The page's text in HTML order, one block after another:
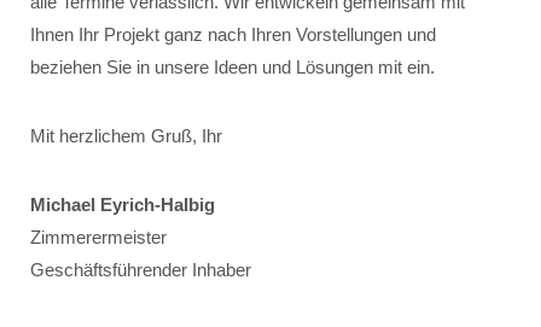
Ihnen Ihr Projekt ganz nach Ihren Vorstellungen und
beziehen Sie in unsere Ideen und Lösungen mit ein.
Mit herzlichem Gruß, Ihr
Michael Eyrich-Halbig
Zimmerermeister
Geschäftsführender Inhaber